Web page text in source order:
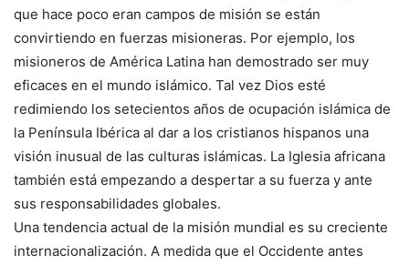
que hace poco eran campos de misión se están
convirtiendo en fuerzas misioneras. Por ejemplo, los
misioneros de América Latina han demostrado ser muy
eficaces en el mundo islámico. Tal vez Dios esté
redimiendo los setecientos años de ocupación islámica de
la Península Ibérica al dar a los cristianos hispanos una
visión inusual de las culturas islámicas. La Iglesia africana
también está empezando a despertar a su fuerza y ante
sus responsabilidades globales.
Una tendencia actual de la misión mundial es su creciente
internacionalización. A medida que el Occidente antes